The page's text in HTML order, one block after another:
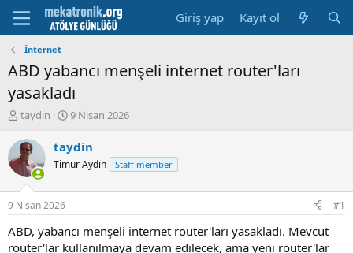
Giriş yap Kayıt ol
İnternet
ABD yabancı menşeli internet router'ları
yasakladı
K
n
u
y
u
b
a
ş
taydin
B
ş
l
a
t
a
9 Nisan 2026
taydin
Timur Aydın Staff member
9 Nisan 2026 #1
ABD, yabancı menşeli internet router'ları yasakladı. Mevcut
router'lar kullanılmaya devam edilecek, ama yeni router'lar